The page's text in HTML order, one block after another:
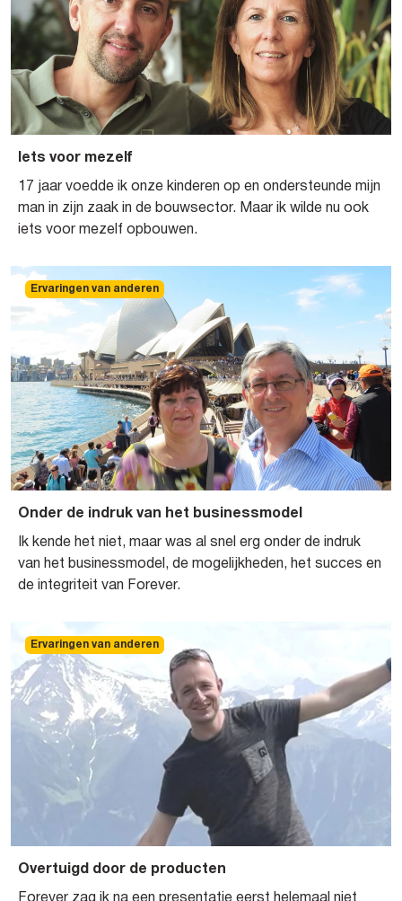
Iets voor mezelf
17 jaar voedde ik onze kinderen op en ondersteunde mijn
man in zijn zaak in de bouwsector. Maar ik wilde nu ook
iets voor mezelf opbouwen.
Onder de indruk van het businessmodel
Ik kende het niet, maar was al snel erg onder de indruk
van het businessmodel, de mogelijkheden, het succes en
de integriteit van Forever.
Ervaringen van anderen
Overtuigd door de producten
Forever zag ik na een presentatie eerst helemaal niet
Ervaringen van anderen